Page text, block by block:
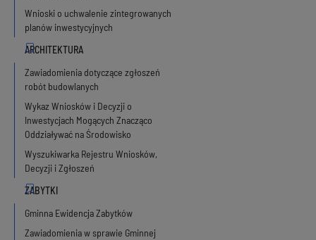
Wnioski o uchwalenie zintegrowanych
planów inwestycyjnych
Zawiadomienia dotyczące zgłoszeń
robót budowlanych
Wykaz Wniosków i Decyzji o
Inwestycjach Mogących Znacząco
Oddziaływać na Środowisko
Wyszukiwarka Rejestru Wniosków,
Decyzji i Zgłoszeń
Gminna Ewidencja Zabytków
Zawiadomienia w sprawie Gminnej